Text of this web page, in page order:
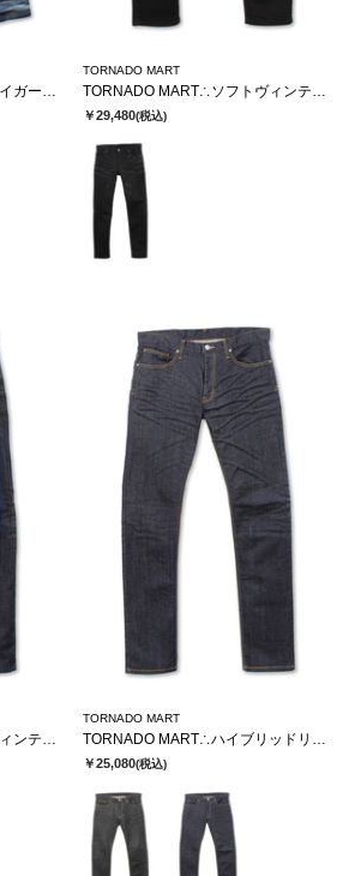
TORNADO MART∴サイドタイガーシューカットデニム
TORNADO MART
TORNADO MART∴ソフトヴィンテージスリムデニム
￥29,480(税込)
TORNADO MART∴ソフトヴィンテージスリムデニム
TORNADO MART
TORNADO MART∴ハイブリッドリジットデニム
￥25,080(税込)